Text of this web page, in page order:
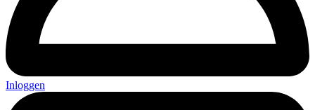
Inloggen